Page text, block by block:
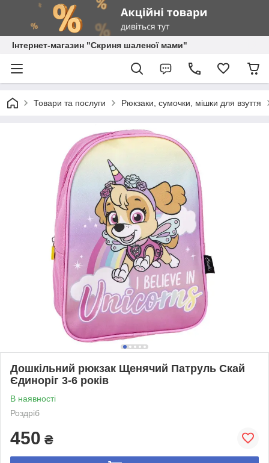
Інтернет-магазин "Скриня шаленої мами"
Товари та послуги Рюкзаки, сумочки, мішки для взуття
Дошкільний рюкзак Щенячий Патруль Скай
Єдиноріг 3-6 років
В наявності
Роздріб
450 ₴